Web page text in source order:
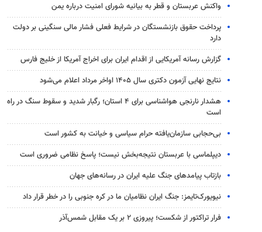
واکنش عربستان و قطر به بیانیه شورای امنیت درباره یمن
پرداخت حقوق بازنشستگان در شرایط فعلی فشار مالی سنگینی بر دولت
دارد
گزارش رسانه آمریکایی از اقدام ایران برای اخراج آمریکا از خلیج فارس
نتایج نهایی آزمون دکتری سال ۱۴۰۵ اواخر مرداد اعلام می‌شود
هشدار نارنجی هواشناسی برای ۴ استان؛ رگبار شدید و سقوط سنگ در راه
است
بی‌حجابی سازمان‌یافته حرام سیاسی و خیانت به کشور است
دیپلماسی با عربستان نتیجه‌بخش نیست؛ پاسخ نظامی ضروری است
بازتاب پیامدهای جنگ علیه ایران در رسانه‌های جهان
نیویورک‌تایمز: جنگ ایران نظامیان ما در کره جنوبی را در خطر قرار داد
فرار تراکتور از شکست؛ پیروزی ۲ بر یک مقابل شمس‌آذر